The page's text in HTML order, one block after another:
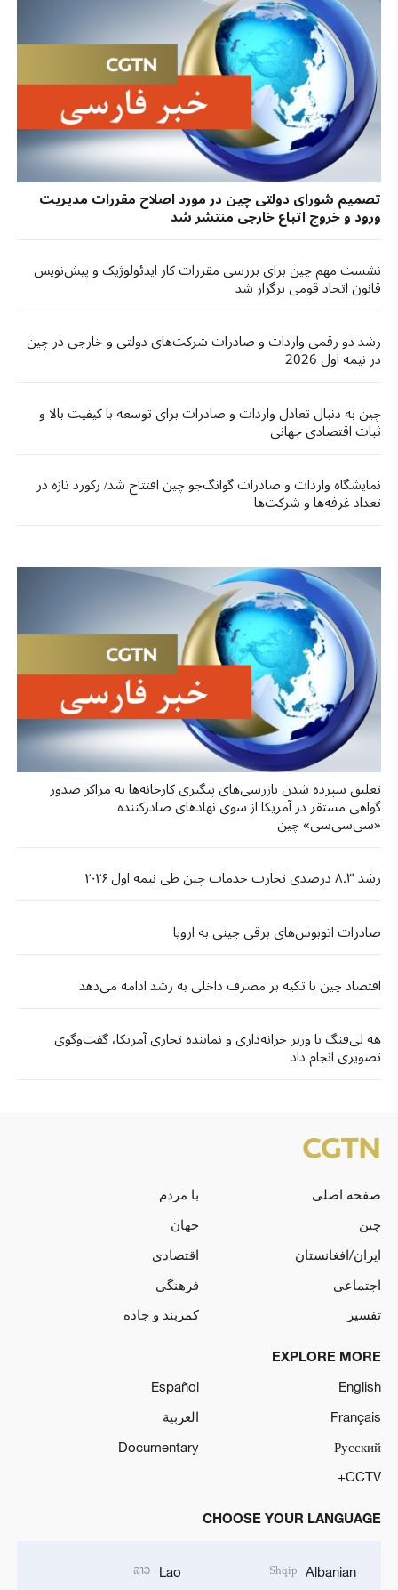
تصمیم شورای دولتی چین در مورد اصلاح مقررات مدیریت
ورود و خروج اتباع خارجی منتشر شد
نشست مهم چین برای بررسی مقررات کار ایدئولوژیک و پیش‌نویس
قانون اتحاد قومی برگزار شد
رشد دو رقمی واردات و صادرات شرکت‌های دولتی و خارجی در چین
در نیمه اول 2026
چین به دنبال تعادل واردات و صادرات برای توسعه با کیفیت بالا و
ثبات اقتصادی جهانی
نمایشگاه واردات و صادرات گوانگ‌جو چین افتتاح شد/ رکورد تازه در
تعداد غرفه‌ها و شرکت‌ها
تعلیق سپرده شدن بازرسی‌های پیگیری کارخانه‌ها به مراکز صدور
گواهی مستقر در آمریکا از سوی نهادهای صادرکننده
«سی‌سی‌سی» چین
رشد ۸.۳ درصدی تجارت خدمات چین طی نیمه اول ۲۰۲۶
صادرات اتوبوس‌های برقی چینی به اروپا
اقتصاد چین با تکیه بر مصرف داخلی به رشد ادامه می‌دهد
هه لی‌فنگ با وزیر خزانه‌داری و نماینده تجاری آمریکا، گفت‌وگوی
تصویری انجام داد
صفحه اصلی
با مردم
چین
جهان
ایران/افغانستان
اقتصادی
اجتماعی
فرهنگی
تفسیر
کمربند و جاده
EXPLORE MORE
English
Español
Français
العربية
Русский
Documentary
CCTV+
CHOOSE YOUR LANGUAGE
Albanian
Shqip
Lao
ລາວ